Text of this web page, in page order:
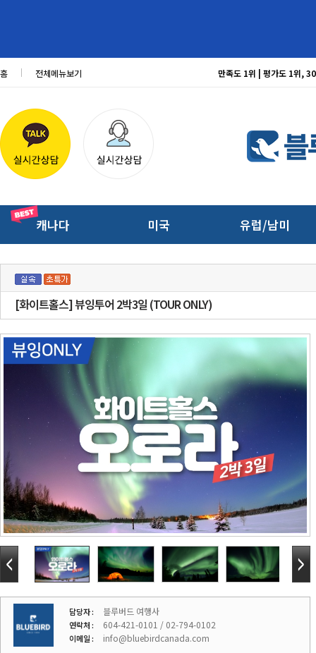
홈 전체메뉴보기 만족도 1위 | 평가도 1위,
캐나다 미국 유럽/남미
[화이트홀스] 뷰잉투어 2박3일 (TOUR ONLY)
담당자 : 블루버드 여행사
연락처 : 604-421-0101 / 02-794-0102
이메일 : info@bluebirdcanada.com